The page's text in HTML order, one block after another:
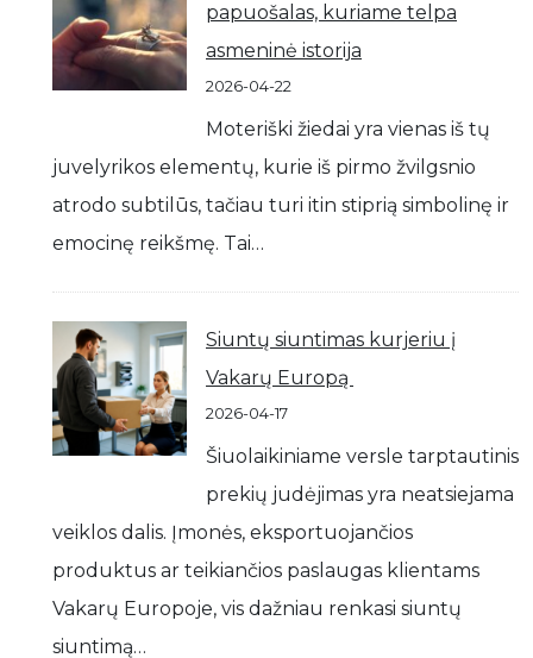
papuošalas, kuriame telpa
asmeninė istorija
2026-04-22
Moteriški žiedai yra vienas iš tų
juvelyrikos elementų, kurie iš pirmo žvilgsnio
atrodo subtilūs, tačiau turi itin stiprią simbolinę ir
emocinę reikšmę. Tai…
Siuntų siuntimas kurjeriu į
Vakarų Europą
2026-04-17
Šiuolaikiniame versle tarptautinis
prekių judėjimas yra neatsiejama
veiklos dalis. Įmonės, eksportuojančios
produktus ar teikiančios paslaugas klientams
Vakarų Europoje, vis dažniau renkasi siuntų
siuntimą…